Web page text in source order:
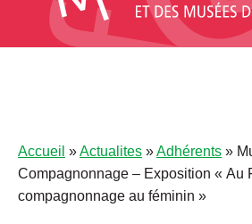
Accueil »Actualites »Adhérents »
Compagnonnage – Exposition « Au
compagnonnage au féminin »